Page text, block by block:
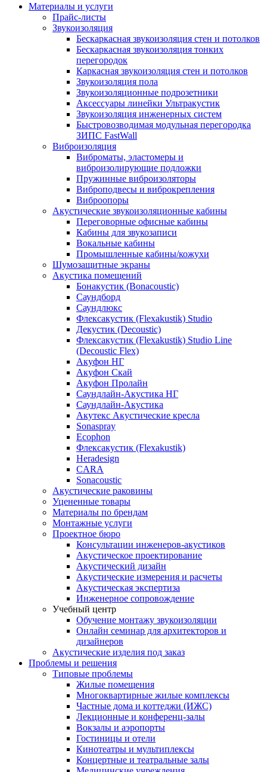
Материалы и услуги
Прайс-листы
Звукоизоляция
Бескаркасная звукоизоляция стен и потолков
Бескаркасная звукоизоляция тонких
перегородок
Каркасная звукоизоляция стен и потолков
Звукоизоляция пола
Звукоизоляционные подрозетники
Аксессуары линейки Ультракустик
Звукоизоляция инженерных систем
Быстровозводимая модульная перегородка
ЗИПС FastWall
Виброизоляция
Виброматы, эластомеры и
виброизолирующие подложки
Пружинные виброизоляторы
Виброподвесы и виброкрепления
Виброопоры
Акустические звукоизоляционные кабины
Переговорные офисные кабины
Кабины для звукозаписи
Вокальные кабины
Промышленные кабины/кожухи
Шумозащитные экраны
Акустика помещений
Бонакустик (Bonacoustic)
Саундборд
Саундлюкс
Флексакустик (Flexakustik) Studio
Декустик (Decoustic)
Флексакустик (Flexakustik) Studio Line
(Decoustic Flex)
Акуфон НГ
Акуфон Скай
Акуфон Пролайн
Саундлайн-Акустика НГ
Саундлайн-Акустика
Акутекс Акустические кресла
Sonaspray
Ecophon
Флексакустик (Flexakustik)
Heradesign
CARA
Sonacoustic
Акустические раковины
Уцененные товары
Материалы по брендам
Монтажные услуги
Проектное бюро
Консультации инженеров-акустиков
Акустическое проектирование
Акустический дизайн
Акустические измерения и расчеты
Акустическая экспертиза
Инженерное сопровождение
Учебный центр
Обучение монтажу звукоизоляции
Онлайн семинар для архитекторов и
дизайнеров
Акустические изделия под заказ
Проблемы и решения
Типовые проблемы
Жилые помещения
Многоквартирные жилые комплексы
Частные дома и коттеджи (ИЖС)
Лекционные и конференц-залы
Вокзалы и аэропорты
Гостиницы и отели
Кинотеатры и мультиплексы
Концертные и театральные залы